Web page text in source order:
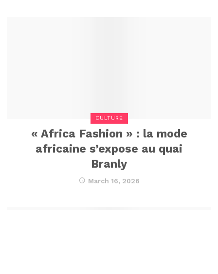
CULTURE
« Africa Fashion » : la mode
africaine s’expose au quai
Branly
March 16, 2026